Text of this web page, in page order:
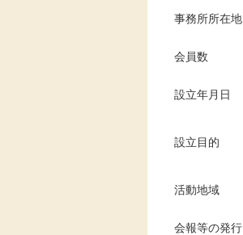
事務所所在地
会員数
設立年月日
設立目的
活動地域
会報等の発行